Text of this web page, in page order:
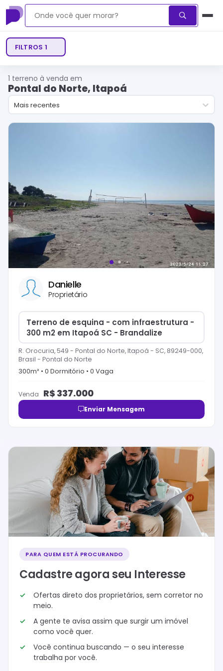
FILTROS 1
1 terreno à venda em
Pontal do Norte, Itapoá
Mais recentes
Danielle
Proprietário
Terreno de esquina - com infraestrutura -
300 m2 em Itapoá SC - Brandalize
R. Orocuria, 549 - Pontal do Norte, Itapoá - SC, 89249-000,
Brasil - Pontal do Norte
300m² • 0 Dormitório • 0 Vaga
Venda R$ 337.000
Enviar Mensagem
PARA QUEM ESTÁ PROCURANDO
Cadastre agora seu Interesse
Ofertas direto dos proprietários, sem corretor no
meio.
A gente te avisa assim que surgir um imóvel
como você quer.
Você continua buscando — o seu interesse
trabalha por você.